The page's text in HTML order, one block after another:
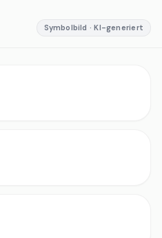
Symbolbild · KI-generiert